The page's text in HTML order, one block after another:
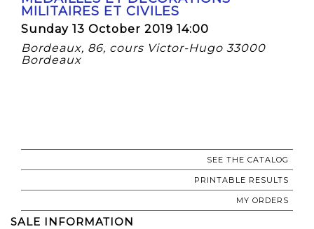
MILITAIRES ET CIVILES
Sunday 13 October 2019 14:00
Bordeaux, 86, cours Victor-Hugo 33000
Bordeaux
SEE THE CATALOG
PRINTABLE RESULTS
MY ORDERS
SALE INFORMATION